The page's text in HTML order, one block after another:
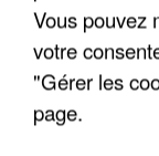
Vous pouvez
votre
"Gérer les
page.